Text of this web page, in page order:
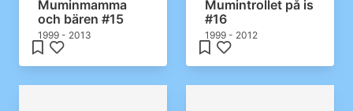
Muminmamma
och bären #15
1999 - 2013
Mumintrollet på is
#16
1999 - 2012